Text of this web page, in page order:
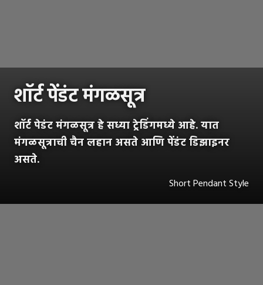
शॉर्ट पेंडंट मंगळसूत्र
शॉर्ट पेडंट मंगळसूत्र हे सध्या ट्रेडिंगमध्ये आहे. यात
मंगळसूत्राची चैन लहान असते आणि पेंडंट डिझाइनर
असते.
Short Pendant Style